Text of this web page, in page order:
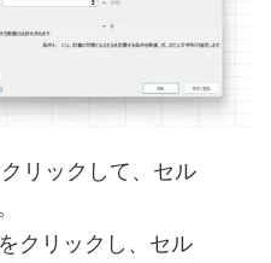
リックして、セル
クリックし、セル